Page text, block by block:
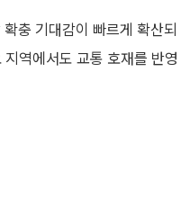
충 기대감이 빠르게 확산되
역에서도 교통 호재를 반영